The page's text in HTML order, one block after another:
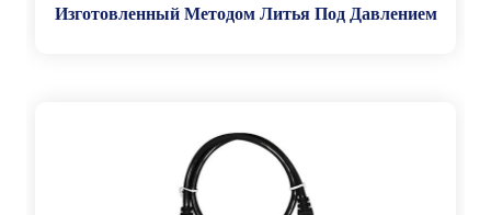
Изготовленный Методом Литья Под Давлением